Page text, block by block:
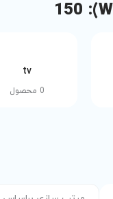
tv
0 محصول